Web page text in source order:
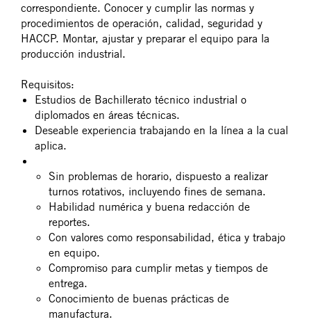
correspondiente. Conocer y cumplir las normas y
procedimientos de operación, calidad, seguridad y
HACCP. Montar, ajustar y preparar el equipo para la
producción industrial.
Requisitos:
Estudios de Bachillerato técnico industrial o
diplomados en áreas técnicas. ​
Deseable experiencia trabajando en la línea a la cual
aplica.​
Sin problemas de horario, dispuesto a realizar
turnos rotativos, incluyendo fines de semana.​
Habilidad numérica y buena redacción de
reportes.​
Con valores como responsabilidad, ética y trabajo
en equipo.​
Compromiso para cumplir metas y tiempos de
entrega.​
Conocimiento de buenas prácticas de
manufactura.​